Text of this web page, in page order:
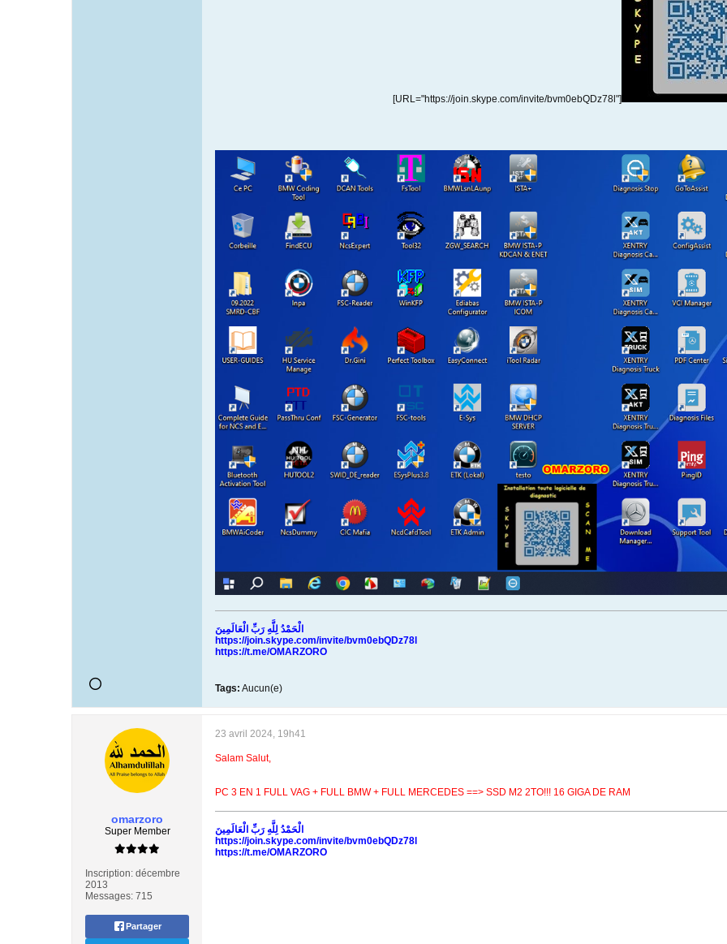
[URL="https://join.skype.com/invite/bvm0ebQDz78l"]
الْحَمْدُ لِلَّهِ رَبِّ الْعَالَمِينَ
https://join.skype.com/invite/bvm0ebQDz78l
https://t.me/OMARZORO
Tags: Aucun(e)
omarzoro
Super Member
Inscription: décembre
2013
Messages: 715
Partager
23 avril 2024, 19h41
Salam Salut,
PC 3 EN 1 FULL VAG + FULL BMW + FULL MERCEDES ==> SSD M2 2TO!!! 16 GIGA DE RAM
الْحَمْدُ لِلَّهِ رَبِّ الْعَالَمِينَ
https://join.skype.com/invite/bvm0ebQDz78l
https://t.me/OMARZORO